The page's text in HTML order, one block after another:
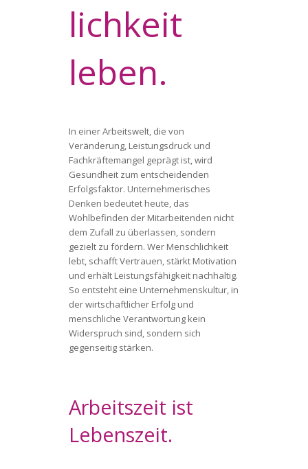
lich­­keit
leben.
In einer Arbeitswelt, die von
Veränderung, Leistungsdruck und
Fachkräftemangel geprägt ist, wird
Gesundheit zum entscheidenden
Erfolgsfaktor. Unternehmerisches
Denken bedeutet heute, das
Wohlbefinden der Mitarbeitenden nicht
dem Zufall zu überlassen, sondern
gezielt zu fördern. Wer Menschlichkeit
lebt, schafft Vertrauen, stärkt Motivation
und erhält Leistungsfähigkeit nachhaltig.
So entsteht eine Unternehmenskultur, in
der wirtschaftlicher Erfolg und
menschliche Verantwortung kein
Widerspruch sind, sondern sich
gegenseitig stärken.
Arbeitszeit ist
Lebenszeit.